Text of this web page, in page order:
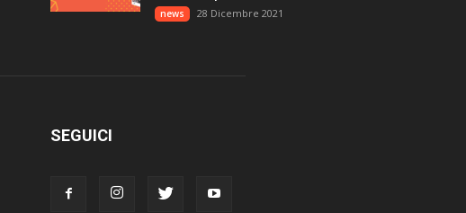
news 28 Dicembre 2021
SEGUICI